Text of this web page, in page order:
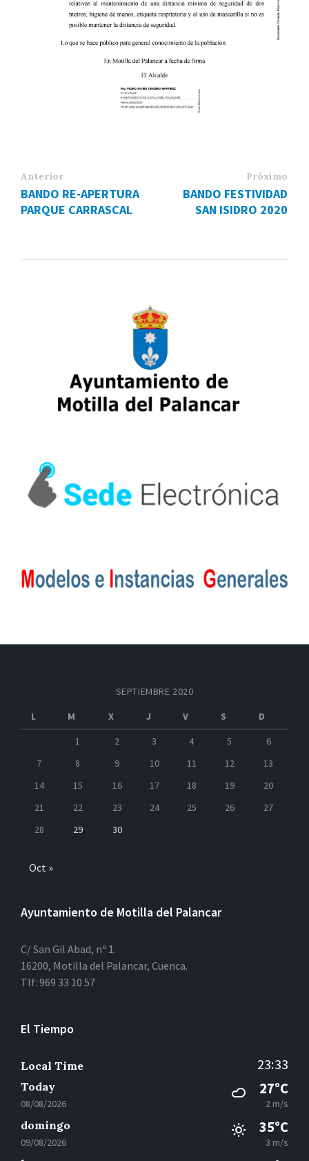
Anterior
BANDO RE-APERTURA
PARQUE CARRASCAL
Próximo
BANDO FESTIVIDAD
SAN ISIDRO 2020
SEPTIEMBRE 2020
L
M X J V S
D
1
2 3 4 5
6
7
8 9 10 11 12
13
14
15 16 17 18 19
20
21
22 23 24 25 26
27
28
29 30
Oct »
Ayuntamiento de Motilla del Palancar
C/ San Gil Abad, nº 1.
16200, Motilla del Palancar, Cuenca.
Tlf: 969 33 10 57
El Tiempo
Local Time 23:33
Today
08/08/2026
27°C
2 m/s
domingo
09/08/2026
35°C
3 m/s